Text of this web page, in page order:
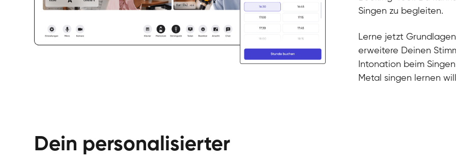
Gesang /
Klara
Gesang /
Ela
Gesang /
Singen zu begleiten.
Lerne jetzt
erweitere Deinen
Intonation beim
Metal singen lernen
Dein personalisierter